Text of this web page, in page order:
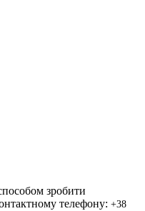
зробити
телефону: +38